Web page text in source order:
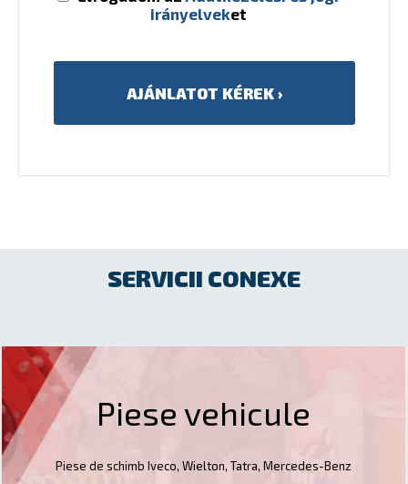
irányelveket
SERVICII CONEXE
Piese vehicule
Piese de schimb Iveco, Wielton, Tatra, Mercedes-Benz